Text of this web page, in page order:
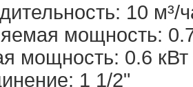
10
мощность:
мощность: 0.6 кВт
1 1/2"